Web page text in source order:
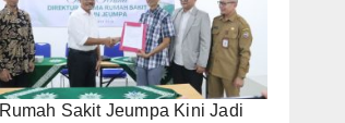
Rumah Sakit Jeumpa Kini Jadi